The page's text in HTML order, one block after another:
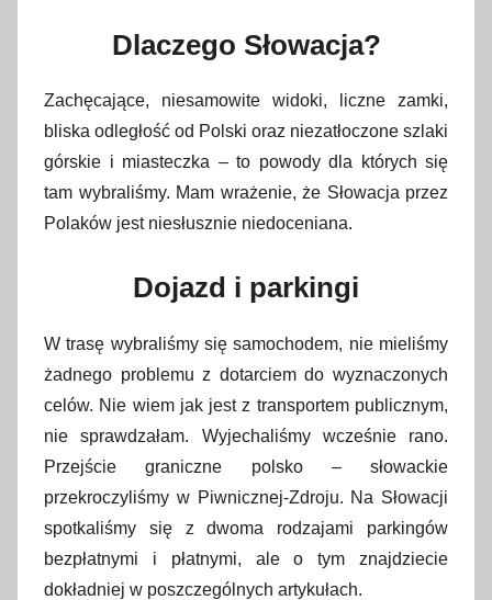
a
n
o
3
u
d
n
a
0
6
Dlaczego Słowacja?
Zachęcające, niesamowite widoki, liczne zamki,
bliska odległość od Polski oraz niezatłoczone szlaki
górskie i miasteczka – to powody dla których się
tam wybraliśmy. Mam wrażenie, że Słowacja przez
Polaków jest niesłusznie niedoceniana.
Dojazd i parkingi
W trasę wybraliśmy się samochodem, nie mieliśmy
żadnego problemu z dotarciem do wyznaczonych
celów. Nie wiem jak jest z transportem publicznym,
nie sprawdzałam. Wyjechaliśmy wcześnie rano.
Przejście graniczne polsko – słowackie
przekroczyliśmy w Piwnicznej-Zdroju. Na Słowacji
spotkaliśmy się z dwoma rodzajami parkingów
bezpłatnymi i płatnymi, ale o tym znajdziecie
dokładniej w poszczególnych artykułach.